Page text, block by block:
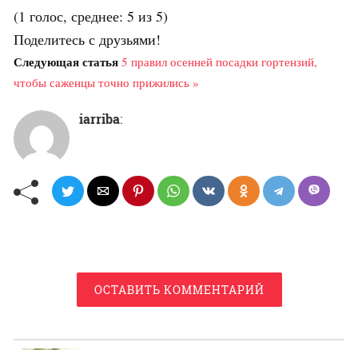
(1 голос, среднее: 5 из 5)
Поделитесь с друзьями!
Следующая статья 5 правил осенней посадки гортензий,
чтобы саженцы точно прижились »
iarriba:
ОСТАВИТЬ КОММЕНТАРИЙ